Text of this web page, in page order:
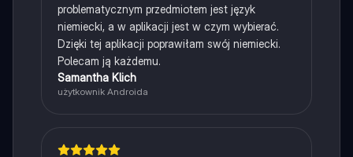
problematycznym przedmiotem jest język
niemiecki, a w aplikacji jest w czym wybierać.
Dzięki tej aplikacji poprawiłam swój niemiecki.
Polecam ją każdemu.
Samantha Klich
użytkownik Androida